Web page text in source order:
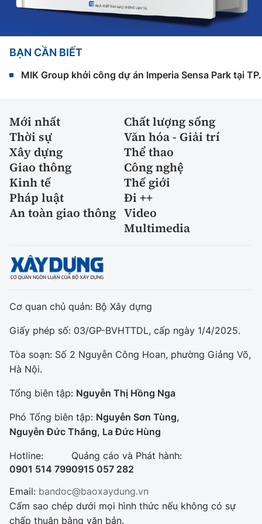
BẠN CẦN BIẾT
MIK Group khởi công dự án Imperia Sensa Park tại
Mới nhất
Chất lượng sống
Thời sự
Văn hóa - Giải trí
Xây dựng
Thể thao
Giao thông
Công nghệ
Kinh tế
Thế giới
Pháp luật
Đi ++
An toàn giao thông Video
Multimedia
Cơ quan chủ quản: Bộ Xây dựng
Giấy phép số: 03/GP-BVHTTDL, cấp ngày 1/4/2025.
Tòa soạn: Số 2 Nguyễn Công Hoan, phường Giảng Võ,
Hà Nội.
Tổng biên tập: Nguyễn Thị Hồng Nga
Phó Tổng biên tập: Nguyễn Sơn Tùng,
Nguyễn Đức Thắng, La Đức Hùng
Hotline:
0901 514 799
Quảng cáo và Phát hành:
0915 057 282
Email: bandoc@baoxaydung.vn
Cấm sao chép dưới mọi hình thức nếu không có sự
chấp thuận bằng văn bản.